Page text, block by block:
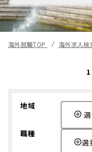
海外就職TOP 海外求人検
地域
職種
選